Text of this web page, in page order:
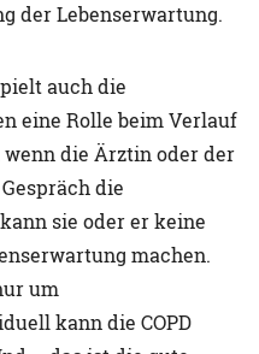
der Lebenserwartung.
auch die
eine Rolle beim Verlauf
die Ärztin oder der
die
sie oder er keine
machen.
um
kann die COPD